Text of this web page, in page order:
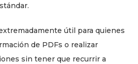
útil para quienes
de PDFs o realizar
sin tener que recurrir a